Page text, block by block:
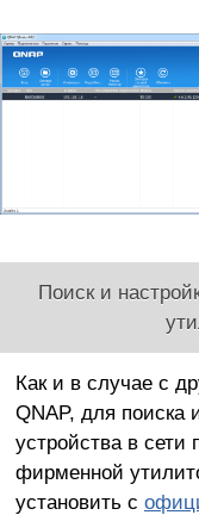
Поиск и
Как и в случае с
QNAP, для поиска
устройства в сети
фирменной
установить с